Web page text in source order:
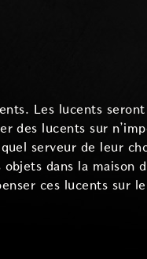
Les lucents
des lucents sur
serveur de leur
dans la maison
ces lucents sur